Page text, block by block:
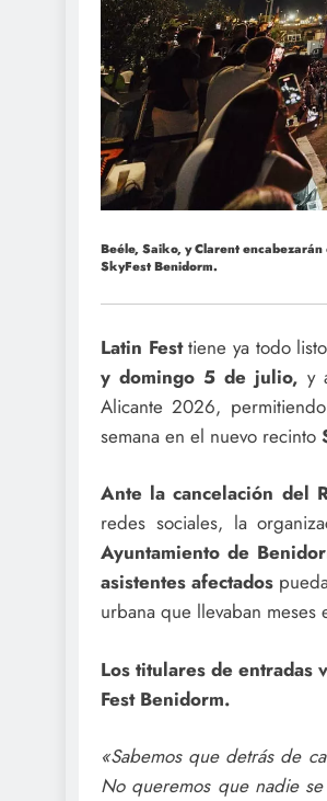
Beéle, Saiko, y Clarent
SkyFest Benidorm.
Latin Festtiene ya todo
y domingo 5 de julio, y
Alicante 2026,
semana en el nuevo recinto
Ante la cancelación del
redes sociales, la
Ayuntamiento de
asistentes afectados
urbana que llevaban
Los titulares de entradas
Fest Benidorm.
«Sabemos que detrás de
No queremos que nadie